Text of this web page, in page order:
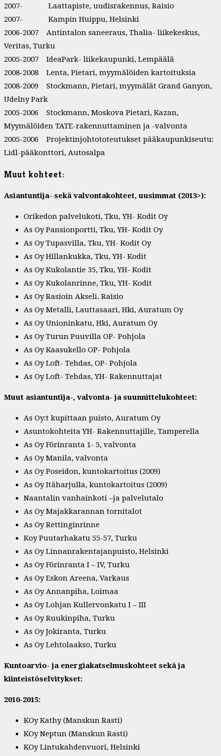
2007- Laattapiste, uudisrakennus, Raisio
2007- Kampin Huippu, Helsinki
2006-2007 Antintalon saneeraus, Thalia- liikekeskus,
Veritas, Turku
2005-2007 IdeaPark- liikekaupunki, Lempäälä
2008-2008 Lenta, Pietari, myymälöiden kartoituksia
2008-2009 Stockmann, Pietari, myymälät Grand Ganyon,
Udelny Park
2005-2006 Stockmann, Moskova Pietari, Kazan,
Myymälöiden TATE-rakennuttaminen ja -valvonta
2005-2006 Projektinjohtototeutukset pääkaupunkiseutu:
Lidl-pääkonttori, Autosalpa
Muut kohteet:
Asiantuntija- sekä valvontakohteet, uusimmat (2013>):
Orikedon palvelukoti, Tku, YH- Kodit Oy
As Oy Pansionportti, Tku, YH- Kodit Oy
As Oy Tupasvilla, Tku, YH- Kodit Oy
As Oy Hillankukka, Tku, YH- Kodit
As Oy Kukolantie 35, Tku, YH- Kodit
As Oy Kukolanrinne, Tku, YH- Kodit
As Oy Rasioin Akseli. Raisio
As Oy Metalli, Lauttasaari, Hki, Auratum Oy
As Oy Unioninkatu, Hki, Auratum Oy
As Oy Turun Puuvilla OP- Pohjola
As Oy Kaasukello OP- Pohjola
As Oy Loft- Tehdas, OP- Pohjola
As Oy Loft- Tehdas, YH- Rakennuttajat
Muut asiantuntija-, valvonta- ja suunnittelukohteet:
As Oy:t kupittaan puisto, Auratum Oy
Asuntokohteita YH- Rakennuttajille, Tamperella
As Oy Förinranta 1- 5, valvonta
As Oy Manila, valvonta
As Oy Poseidon, kuntokartoitus (2009)
As Oy Itäharjulla, kuntokartoitus (2009)
Naantalin vanhainkoti –ja palvelutalo
As Oy Majakkarannan tornitalot
As Oy Rettinginrinne
Koy Puutarhakatu 55-57, Turku
As Oy Linnanrakentajanpuisto, Helsinki
As Oy Förinranta I – IV, Turku
As Oy Eskon Areena, Varkaus
As Oy Annanpiha, Loimaa
As Oy Lohjan Kullervonkatu I – III
As Oy Ruukinpiha, Turku
As Oy Jokiranta, Turku
As Oy Lehtolaakso, Turku
Kuntoarvio- ja energiakatselmuskohteet sekä ja
kiinteistöselvitykset:
2010-2015:
KOy Kathy (Manskun Rasti)
KOy Neptun (Manskun Rasti)
KOy Lintukahdenvuori, Helsinki